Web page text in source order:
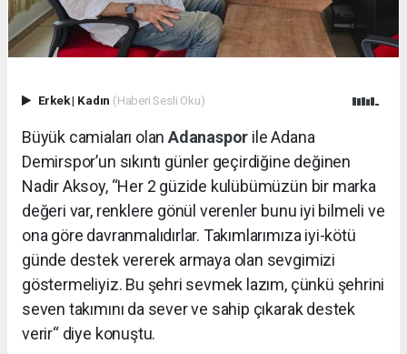
Erkek| Kadın (Haberi Sesli Oku)
Büyük camiaları olan Adanaspor ile Adana
Demirspor’un sıkıntı günler geçirdiğine değinen
Nadir Aksoy, “Her 2 güzide kulübümüzün bir marka
değeri var, renklere gönül verenler bunu iyi bilmeli ve
ona göre davranmalıdırlar. Takımlarımıza iyi-kötü
günde destek vererek armaya olan sevgimizi
göstermeliyiz. Bu şehri sevmek lazım, çünkü şehrini
seven takımını da sever ve sahip çıkarak destek
verir“ diye konuştu.